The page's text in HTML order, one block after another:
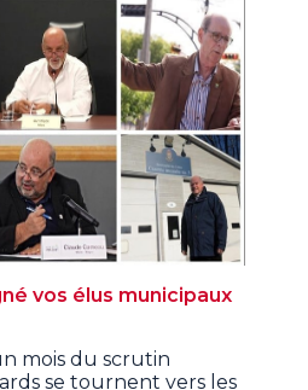
vos élus municipaux
mois du scrutin
se tournent vers les